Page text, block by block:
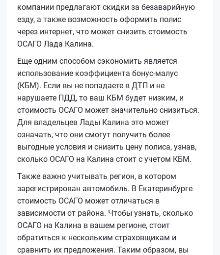
компании предлагают скидки за безаварийную
езду, а также возможность оформить полис
через интернет, что может снизить стоимость
ОСАГО Лада Калина.
Еще одним способом сэкономить является
использование коэффициента бонус-малус
(КБМ). Если вы не попадаете в ДТП и не
нарушаете ПДД, то ваш КБМ будет низким, и
стоимость ОСАГО может значительно снизиться.
Для владельцев Лады Калина это может
означать, что они смогут получить более
выгодные условия и снизить цену полиса, узнав,
сколько ОСАГО на Калина стоит с учетом КБМ.
Также важно учитывать регион, в котором
зарегистрирован автомобиль. В Екатеринбурге
стоимость ОСАГО может отличаться в
зависимости от района. Чтобы узнать, сколько
ОСАГО на Калина в вашем регионе, стоит
обратиться к нескольким страховщикам и
сравнить их предложения. Таким образом, вы